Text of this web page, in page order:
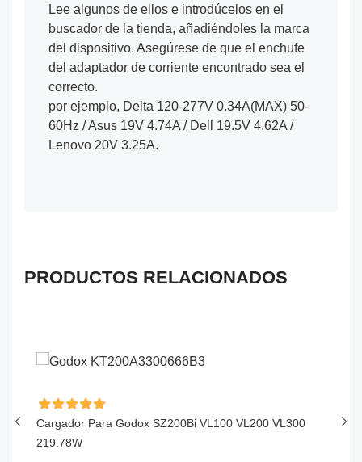
Lee algunos de ellos e introdúcelos en el
buscador de la tienda, añadiéndoles la marca
del dispositivo. Asegúrese de que el enchufe
del adaptador de corriente encontrado sea el
correcto.
por ejemplo, Delta 120-277V 0.34A(MAX) 50-
60Hz / Asus 19V 4.74A / Dell 19.5V 4.62A /
Lenovo 20V 3.25A.
PRODUCTOS RELACIONADOS
Cargador Para Godox SZ200Bi VL100 VL200 VL300
219.78W